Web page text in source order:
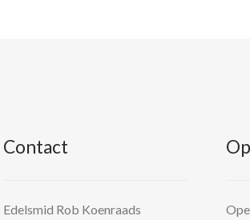
Contact
Edelsmid Rob Koenraads